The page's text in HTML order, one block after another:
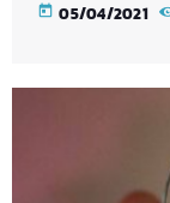
today 05/04/2021